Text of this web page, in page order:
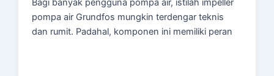
Bagi banyak pengguna pompa air, istilah impeller
pompa air Grundfos mungkin terdengar teknis
dan rumit. Padahal, komponen ini memiliki peran